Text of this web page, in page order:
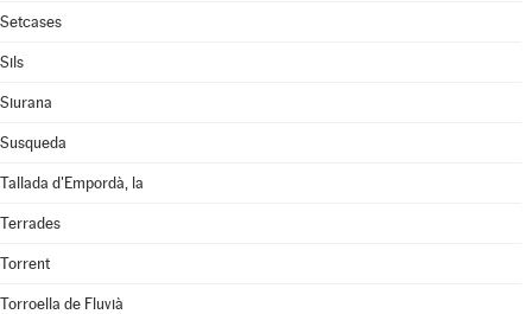
Setcases
Sils
Siurana
Susqueda
Tallada d'Empordà, la
Terrades
Torrent
Torroella de Fluvià